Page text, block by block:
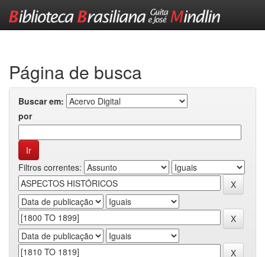
Página de busca
Buscar em:
por
Filtros correntes: